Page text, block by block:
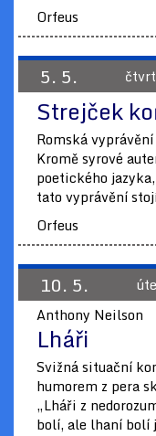
Orfeus
5. 5.
Strejček
Romská
Kromě syrové
poetického
tato vyprávění
Orfeus
10. 5.
Anthony Neilson
Lháři
Svižná situační
humorem z pera
„Lháři z
bolí, ale lhaní bolí